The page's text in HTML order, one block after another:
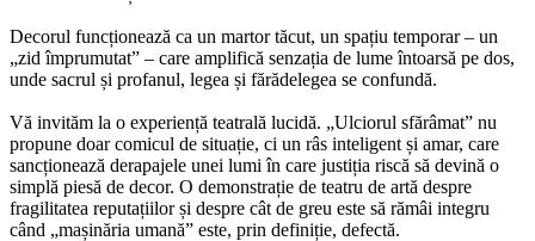
Decorul funcționează ca un martor tăcut, un spațiu temporar – un
„zid împrumutat” – care amplifică senzația de lume întoarsă pe dos,
unde sacrul și profanul, legea și fărădelegea se confundă.
Vă invităm la o experiență teatrală lucidă. „Ulciorul sfărâmat” nu
propune doar comicul de situație, ci un râs inteligent și amar, care
sancționează derapajele unei lumi în care justiția riscă să devină o
simplă piesă de decor. O demonstrație de teatru de artă despre
fragilitatea reputațiilor și despre cât de greu este să rămâi integru
când „mașinăria umană” este, prin definiție, defectă.